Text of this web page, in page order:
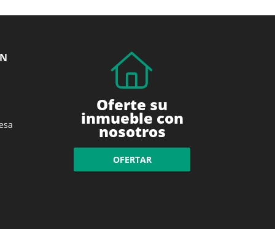
Oferte su
inmueble con
nosotros
OFERTAR